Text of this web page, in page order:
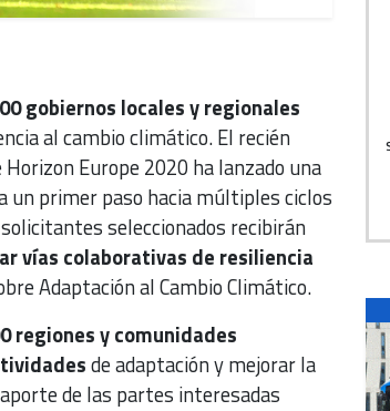
gobiernos locales y regionales
al cambio climático. El recién
Horizon Europe 2020 ha lanzado una
un primer paso hacia múltiples ciclos
seleccionados recibirán
vías colaborativas de resiliencia
Adaptación al Cambio Climático.
regiones y comunidades
de adaptación y mejorar la
de las partes interesadas